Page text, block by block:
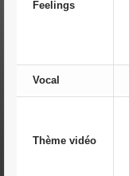
Feelings
Vocal
Thème vidéo